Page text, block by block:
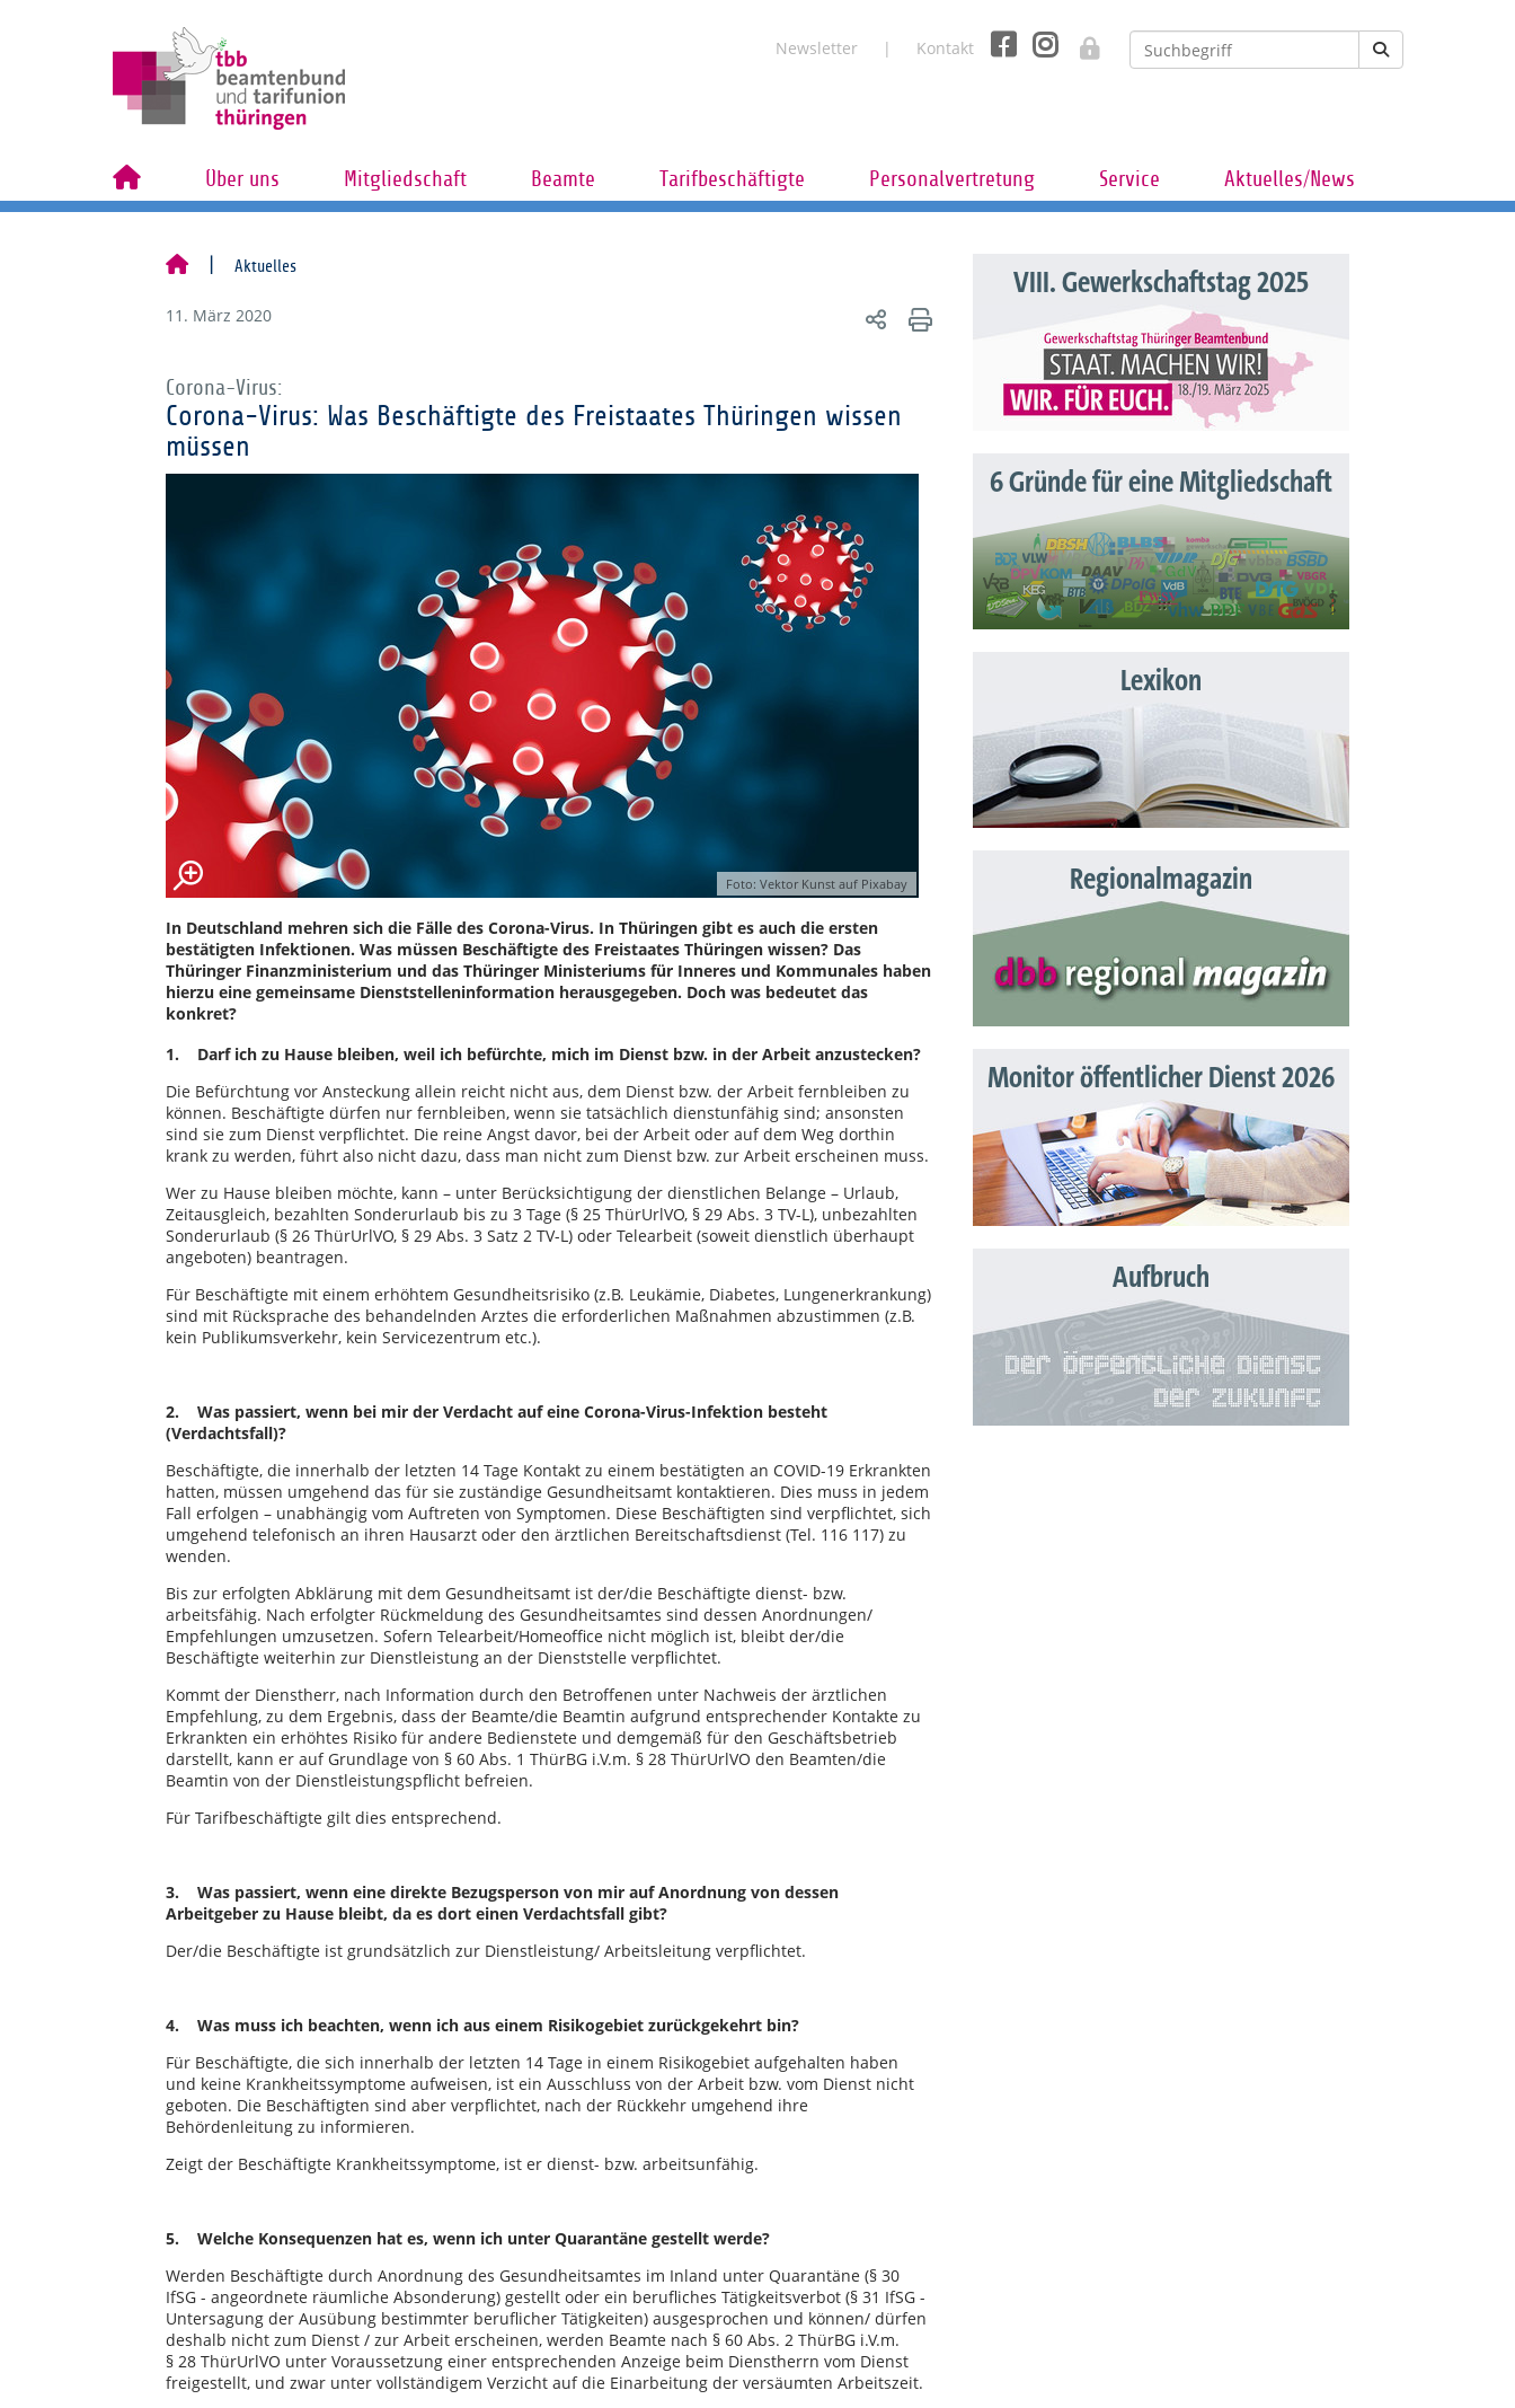
Newsletter Kontakt
Über uns Mitgliedschaft Beamte Tarifbeschäftigte Personalvertretung Service Aktuelles/News
Aktuelles
11. März 2020
Corona-Virus:
Corona-Virus: Was Beschäftigte des Freistaates Thüringen wissen
müssen
Foto: Vektor Kunst auf Pixabay
In Deutschland mehren sich die Fälle des Corona-Virus. In Thüringen gibt es auch die ersten
bestätigten Infektionen. Was müssen Beschäftigte des Freistaates Thüringen wissen? Das
Thüringer Finanzministerium und das Thüringer Ministeriums für Inneres und Kommunales haben
hierzu eine gemeinsame Dienststelleninformation herausgegeben. Doch was bedeutet das
konkret?
1. Darf ich zu Hause bleiben, weil ich befürchte, mich im Dienst bzw. in der Arbeit anzustecken?
Die Befürchtung vor Ansteckung allein reicht nicht aus, dem Dienst bzw. der Arbeit fernbleiben zu
können. Beschäftigte dürfen nur fernbleiben, wenn sie tatsächlich dienstunfähig sind; ansonsten
sind sie zum Dienst verpflichtet. Die reine Angst davor, bei der Arbeit oder auf dem Weg dorthin
krank zu werden, führt also nicht dazu, dass man nicht zum Dienst bzw. zur Arbeit erscheinen muss.
Wer zu Hause bleiben möchte, kann – unter Berücksichtigung der dienstlichen Belange – Urlaub,
Zeitausgleich, bezahlten Sonderurlaub bis zu 3 Tage (§ 25 ThürUrlVO, § 29 Abs. 3 TV-L), unbezahlten
Sonderurlaub (§ 26 ThürUrlVO, § 29 Abs. 3 Satz 2 TV-L) oder Telearbeit (soweit dienstlich überhaupt
angeboten) beantragen.
Für Beschäftigte mit einem erhöhtem Gesundheitsrisiko (z.B. Leukämie, Diabetes, Lungenerkrankung)
sind mit Rücksprache des behandelnden Arztes die erforderlichen Maßnahmen abzustimmen (z.B.
kein Publikumsverkehr, kein Servicezentrum etc.).
2. Was passiert, wenn bei mir der Verdacht auf eine Corona-Virus-Infektion besteht
(Verdachtsfall)?
Beschäftigte, die innerhalb der letzten 14 Tage Kontakt zu einem bestätigten an COVID-19 Erkrankten
hatten, müssen umgehend das für sie zuständige Gesundheitsamt kontaktieren. Dies muss in jedem
Fall erfolgen – unabhängig vom Auftreten von Symptomen. Diese Beschäftigten sind verpflichtet, sich
umgehend telefonisch an ihren Hausarzt oder den ärztlichen Bereitschaftsdienst (Tel. 116 117) zu
wenden.
Bis zur erfolgten Abklärung mit dem Gesundheitsamt ist der/die Beschäftigte dienst- bzw.
arbeitsfähig. Nach erfolgter Rückmeldung des Gesundheitsamtes sind dessen Anordnungen/
Empfehlungen umzusetzen. Sofern Telearbeit/Homeoffice nicht möglich ist, bleibt der/die
Beschäftigte weiterhin zur Dienstleistung an der Dienststelle verpflichtet.
Kommt der Dienstherr, nach Information durch den Betroffenen unter Nachweis der ärztlichen
Empfehlung, zu dem Ergebnis, dass der Beamte/die Beamtin aufgrund entsprechender Kontakte zu
Erkrankten ein erhöhtes Risiko für andere Bedienstete und demgemäß für den Geschäftsbetrieb
darstellt, kann er auf Grundlage von § 60 Abs. 1 ThürBG i.V.m. § 28 ThürUrlVO den Beamten/die
Beamtin von der Dienstleistungspflicht befreien.
Für Tarifbeschäftigte gilt dies entsprechend.
3. Was passiert, wenn eine direkte Bezugsperson von mir auf Anordnung von dessen
Arbeitgeber zu Hause bleibt, da es dort einen Verdachtsfall gibt?
Der/die Beschäftigte ist grundsätzlich zur Dienstleistung/ Arbeitsleitung verpflichtet.
4. Was muss ich beachten, wenn ich aus einem Risikogebiet zurückgekehrt bin?
Für Beschäftigte, die sich innerhalb der letzten 14 Tage in einem Risikogebiet aufgehalten haben
und keine Krankheitssymptome aufweisen, ist ein Ausschluss von der Arbeit bzw. vom Dienst nicht
geboten. Die Beschäftigten sind aber verpflichtet, nach der Rückkehr umgehend ihre
Behördenleitung zu informieren.
Zeigt der Beschäftigte Krankheitssymptome, ist er dienst- bzw. arbeitsunfähig.
5. Welche Konsequenzen hat es, wenn ich unter Quarantäne gestellt werde?
Werden Beschäftigte durch Anordnung des Gesundheitsamtes im Inland unter Quarantäne (§ 30
IfSG - angeordnete räumliche Absonderung) gestellt oder ein berufliches Tätigkeitsverbot (§ 31 IfSG -
Untersagung der Ausübung bestimmter beruflicher Tätigkeiten) ausgesprochen und können/ dürfen
deshalb nicht zum Dienst / zur Arbeit erscheinen, werden Beamte nach § 60 Abs. 2 ThürBG i.V.m.
§ 28 ThürUrlVO unter Voraussetzung einer entsprechenden Anzeige beim Dienstherrn vom Dienst
freigestellt, und zwar unter vollständigem Verzicht auf die Einarbeitung der versäumten Arbeitszeit.
VIII. Gewerkschaftstag 2025
6 Gründe für eine Mitgliedschaft
Lexikon
Regionalmagazin
Monitor öffentlicher Dienst 2026
Aufbruch